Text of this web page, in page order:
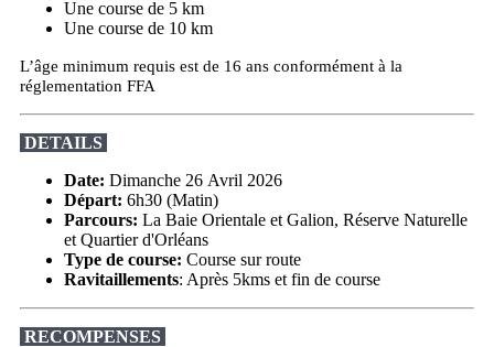
Une course de 5 km
Une course de 10 km
L’âge minimum requis est de 16 ans conformément à la
réglementation FFA
DETAILS
Date: Dimanche 26 Avril 2026
Départ: 6h30 (Matin)
Parcours: La Baie Orientale et Galion, Réserve Naturelle
et Quartier d'Orléans
Type de course: Course sur route
Ravitaillements: Après 5kms et fin de course
RECOMPENSES